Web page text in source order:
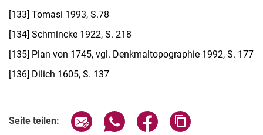
[133] Tomasi 1993, S.78
[134] Schmincke 1922, S. 218
[135] Plan von 1745, vgl. Denkmaltopographie 1992, S. 177
[136] Dilich 1605, S. 137
Seite teilen: Seite über E-Mail teilen
Seite über WhatsApp teilen
Seite über Facebook